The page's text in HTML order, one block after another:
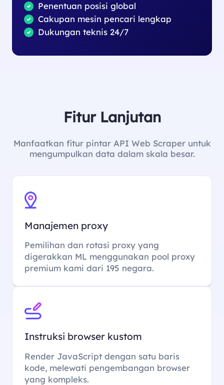
Penentuan posisi global
Cakupan mesin pencari lengkap
Dukungan teknis 24/7
Fitur Lanjutan
Manfaatkan fitur pintar API Web Scraper untuk
mengumpulkan data dalam skala besar.
Manajemen proxy
Pemilihan dan rotasi proxy yang
digerakkan ML menggunakan pool proxy
premium kami dari 195 negara.
Instruksi browser kustom
Render JavaScript dengan satu baris
kode, melewati pengembangan browser
yang kompleks.